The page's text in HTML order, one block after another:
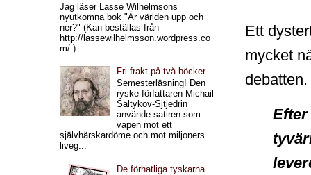
Ett
mycket
Efter
Jag läser Lasse Wilhelmsons
nyutkomna bok "Är världen upp och
ner?" (Kan beställas från
http://lassewilhelmsson.wordpress.co
m/ ). ...
Fri frakt på två böcker
Semesterläsning! Den
ryske författaren Michail
Saltykov-Sjtjedrin
använde satiren som
vapen mot ett
självhärskardöme och mot miljoners
liveg...
De förhatliga tyskarna